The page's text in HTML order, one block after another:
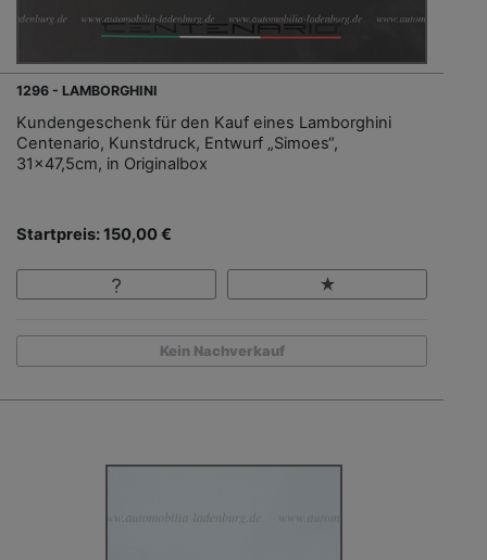
1296 - LAMBORGHINI
Kundengeschenk für den Kauf eines Lamborghini
Centenario, Kunstdruck, Entwurf „Simoes“,
31x47,5cm, in Originalbox
Startpreis: 150,00 €
Kein Nachverkauf